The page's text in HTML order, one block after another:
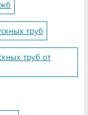
труб
труб от